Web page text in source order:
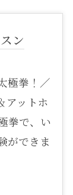
ン
極拳！／
アットホ
拳で、い
ができま